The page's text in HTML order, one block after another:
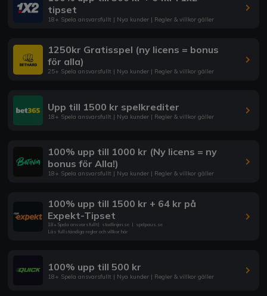
tipset
18+ Spela ansvarsfullt | Nya kunder | Regler & villkor gäller
1250kr Gratisspel (ny licens = bonus
för alla)
25+ Spela ansvarsfullt | Nya kunder | Regler & villkor gäller
Upp till 1500 kr spelkrediter
18+ Spela ansvarsfullt | Nya kunder | Regler & villkor gäller
100% upp till 1000 kr (Ny licens = ny
bonus för Alla!)
18+ Spela ansvarsfullt | Nya kunder | Regler & villkor gäller
100% upp till 1500 kr + 64 kr på
Expekt-Tipset
18+ Spela ansvarsfullt| stodlinjen.se | spelpaus.se
Läs fullständiga regler och villkor här
100% upp till 500 kr
18+ Spela ansvarsfullt | Nya kunder | Regler & villkor gäller